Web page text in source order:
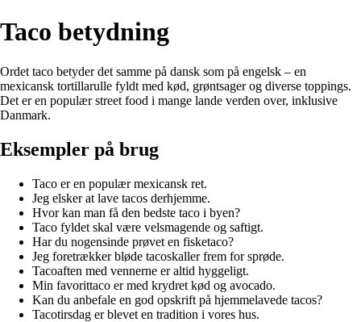
Taco betydning
Ordet taco betyder det samme på dansk som på engelsk – en
mexicansk tortillarulle fyldt med kød, grøntsager og diverse toppings.
Det er en populær street food i mange lande verden over, inklusive
Danmark.
Eksempler på brug
Taco er en populær mexicansk ret.
Jeg elsker at lave tacos derhjemme.
Hvor kan man få den bedste taco i byen?
Taco fyldet skal være velsmagende og saftigt.
Har du nogensinde prøvet en fisketaco?
Jeg foretrækker bløde tacoskaller frem for sprøde.
Tacoaften med vennerne er altid hyggeligt.
Min favorittaco er med krydret kød og avocado.
Kan du anbefale en god opskrift på hjemmelavede tacos?
Tacotirsdag er blevet en tradition i vores hus.